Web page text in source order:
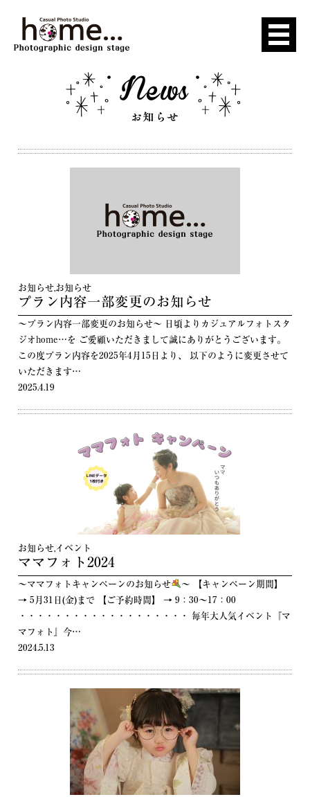
お知らせ お知らせ
プラン内容一部変更のお知らせ
～プラン内容一部変更のお知らせ～ 日頃よりカジュアルフォトスタ
ジオhome…を ご愛顧いただきまして誠にありがとうございます。
この度プラン内容を2025年4月15日より、 以下のように変更させて
いただきます…
2025.4.19
お知らせ イベント
ママフォト2024
～ママフォトキャンペーンのお知らせ
～ 【キャンペーン期間】
→ 5月31日(金)まで 【ご予約時間】 → 9：30～17：00
・・・・・・・・・・・・・・・・・・・ 毎年大人気イベント『マ
マフォト』今…
2024.5.13